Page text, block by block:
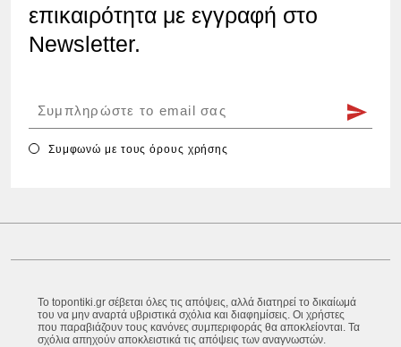
επικαιρότητα με εγγραφή στο
Newsletter.
Συμφωνώ με τουςόρους χρήσης
Το topontiki.gr σέβεται όλες τις απόψεις, αλλά διατηρεί το δικαίωμά
του να μην αναρτά υβριστικά σχόλια και διαφημίσεις. Οι χρήστες
που παραβιάζουν τους κανόνες συμπεριφοράς θα αποκλείονται. Τα
σχόλια απηχούν αποκλειστικά τις απόψεις των αναγνωστών.